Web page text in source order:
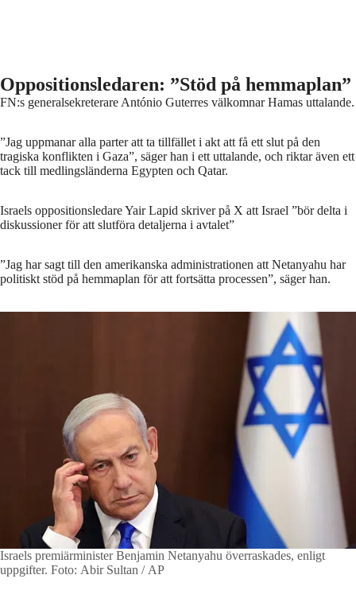
Oppositionsledaren: ”Stöd på hemmaplan”
FN:s generalsekreterare António Guterres välkomnar Hamas uttalande.
”Jag uppmanar alla parter att ta tillfället i akt att få ett slut på den
tragiska konflikten i Gaza”, säger han i ett uttalande, och riktar även ett
tack till medlingsländerna Egypten och Qatar.
Israels oppositionsledare Yair Lapid skriver på X att Israel ”bör delta i
diskussioner för att slutföra detaljerna i avtalet”
”Jag har sagt till den amerikanska administrationen att Netanyahu har
politiskt stöd på hemmaplan för att fortsätta processen”, säger han.
Israels premiärminister Benjamin Netanyahu överraskades, enligt
uppgifter. Foto: Abir Sultan / AP